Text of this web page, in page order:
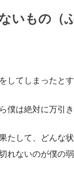
いもの（
してしまったとす
僕は絶対に万引き
たして、どんな
れないのが僕の弱